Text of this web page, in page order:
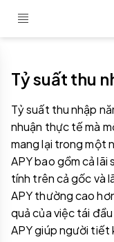
Tỷ suất thu
Tỷ suất thu nhập
nhuận thực tế mà
mang lại trong một
APY bao gồm cả lãi
tính trên cả gốc và
APY thường cao
quả của việc tái
APY giúp người tiết